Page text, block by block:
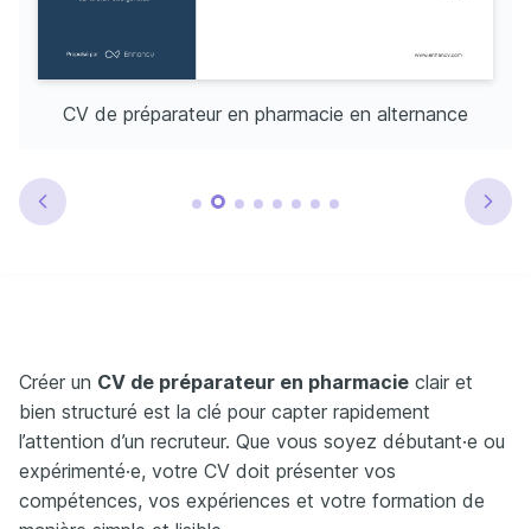
CV de préparateur en pharmacie en alternance
Créer un CV de préparateur en pharmacie clair et
bien structuré est la clé pour capter rapidement
l’attention d’un recruteur. Que vous soyez débutant·e ou
expérimenté·e, votre CV doit présenter vos
compétences, vos expériences et votre formation de